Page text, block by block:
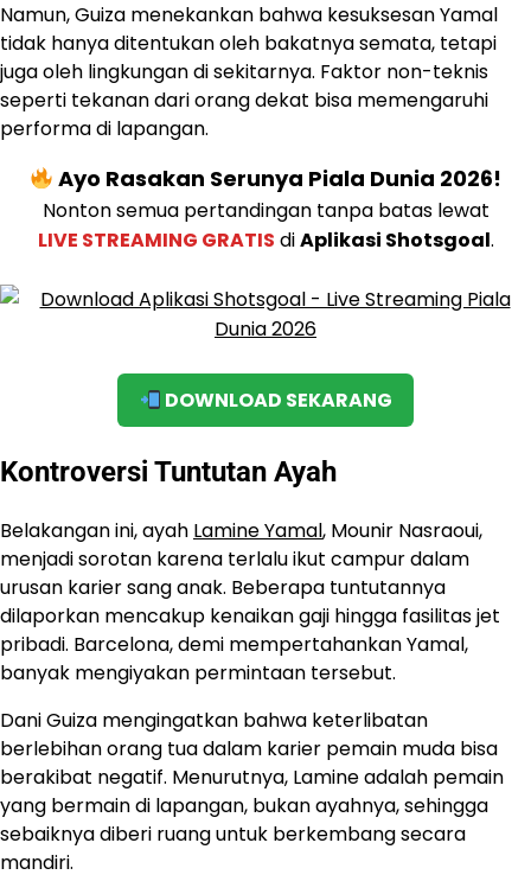
Namun, Guiza menekankan bahwa kesuksesan Yamal
tidak hanya ditentukan oleh bakatnya semata, tetapi
juga oleh lingkungan di sekitarnya. Faktor non-teknis
seperti tekanan dari orang dekat bisa memengaruhi
performa di lapangan.
Ayo Rasakan Serunya Piala Dunia 2026!
Nonton semua pertandingan tanpa batas lewat
LIVE STREAMING GRATIS diAplikasi Shotsgoal.
DOWNLOAD SEKARANG
Kontroversi Tuntutan Ayah
Belakangan ini, ayah Lamine Yamal, Mounir Nasraoui,
menjadi sorotan karena terlalu ikut campur dalam
urusan karier sang anak. Beberapa tuntutannya
dilaporkan mencakup kenaikan gaji hingga fasilitas jet
pribadi. Barcelona, demi mempertahankan Yamal,
banyak mengiyakan permintaan tersebut.
Dani Guiza mengingatkan bahwa keterlibatan
berlebihan orang tua dalam karier pemain muda bisa
berakibat negatif. Menurutnya, Lamine adalah pemain
yang bermain di lapangan, bukan ayahnya, sehingga
sebaiknya diberi ruang untuk berkembang secara
mandiri.